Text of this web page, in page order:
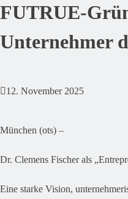
FUTRUE-
Unternehmer
12. November 2025
München (ots) –
Dr. Clemens Fischer als
Eine starke Vision,